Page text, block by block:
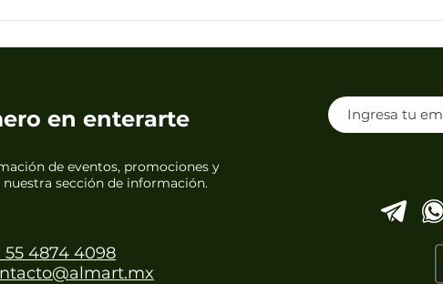
en enterarte
de eventos, promociones y
nuestra sección de información.
55 4874 4098